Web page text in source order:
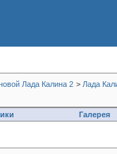
Лада Калина 2 > Лада
Галерея